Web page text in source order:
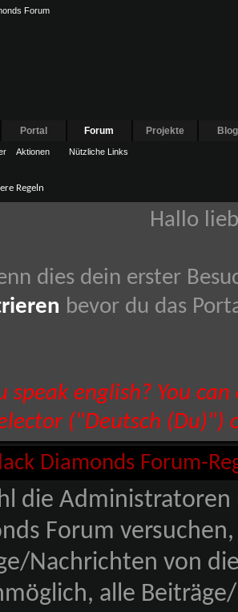
Portal Forum
Aktionen Nützliche Links
Projekte
Regeln
Hallo
dies dein erster
bevor du das
speak english? You
("Deutsch (Du)")
Diamonds Forum-
die
Forum
Nachrichten von
alle